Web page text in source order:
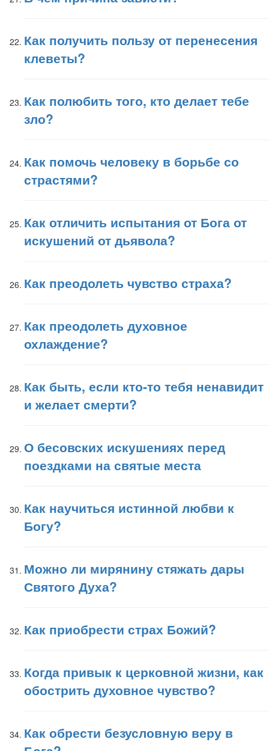
Как получить пользу от перенесения
клеветы?
Как полюбить того, кто делает тебе
зло?
Как помочь человеку в борьбе со
страстями?
Как отличить испытания от Бога от
искушений от дьявола?
Как преодолеть чувство страха?
Как преодолеть духовное
охлаждение?
Как быть, если кто-то тебя ненавидит
и желает смерти?
О бесовских искушениях перед
поездками на святые места
Как научиться истинной любви к
Богу?
Можно ли мирянину стяжать дары
Святого Духа?
Как приобрести страх Божий?
Когда привык к церковной жизни, как
обострить духовное чувство?
Как обрести безусловную веру в